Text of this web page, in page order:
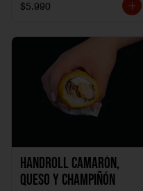
$5.990
Handroll Camarón,
Queso y Champiñón